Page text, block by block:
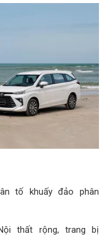
tố khuấy đảo phân
thất rộng, trang bị